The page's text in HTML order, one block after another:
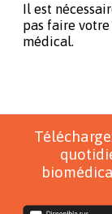
Il est
pas faire
médical.